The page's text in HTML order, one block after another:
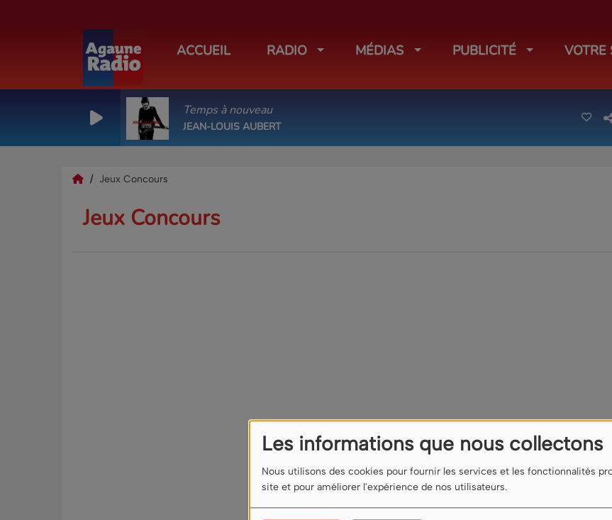
Les informations que nous collectons
Nous utilisons des cookies pour fournir les services et les fonctionnalités
site et pour améliorer l'expérience de nos utilisateurs.
ACCUEIL RADIO MÉDIAS PUBLICITÉ VOTRE
Temps à nouveau
JEAN-LOUIS AUBERT
Jeux Concours
Jeux Concours